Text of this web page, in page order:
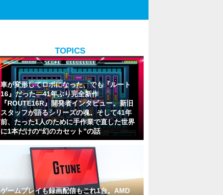
TOPICS
車が変形してロボになった、でも『ルート
16』だった―41年ぶり完全新作
『ROUTE16R』開発者インタビュー。新旧
スタッフが語るシリーズの魂。そして41年
前、たった1人のために手作業で直した世界
に1本だけの“幻のカセット”の話
ゲームプレイも録画配信もこれ1台。AMD